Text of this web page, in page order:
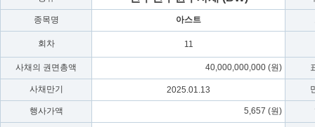
종목명 아스트
회차 11
사채의 권면총액 40,000,000,000 (원)
사채만기 2025.01.13
행사가액 5,657 (원)